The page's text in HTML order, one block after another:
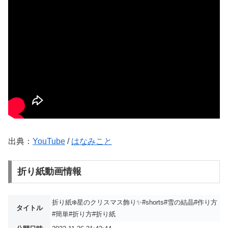
出典： YouTube / はなみこと
折り紙動画情報
タイトル
折り紙❄️星のクリスマス飾り✨#shorts#雪の結晶#作り方
#簡単#折り方#折り紙